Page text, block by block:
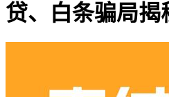
贷、白条骗局揭